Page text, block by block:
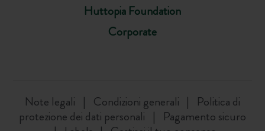
Huttopia Foundation
Corporate
Note legali Condizioni generali
Politica di
protezione dei dati personali
Pagamento sicuro